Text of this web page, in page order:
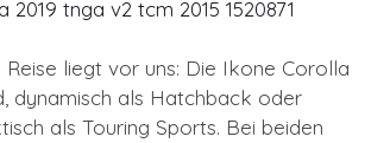
Reise liegt vor uns: Die Ikone Corolla
dynamisch als Hatchback oder
als Touring Sports. Bei beiden